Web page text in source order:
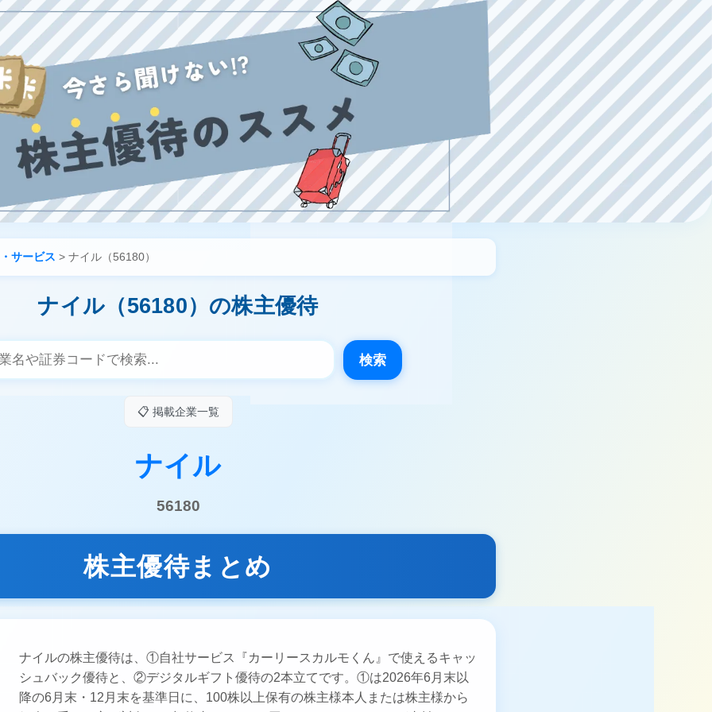
サービス > ナイル（56180）
ナイル（56180）の株主優待
検索
📋 掲載企業一覧
ナイル
56180
株主優待まとめ
ナイルの株主優待は、①自社サービス『カーリースカルモくん』で使えるキャッ
シュバック優待と、②デジタルギフト優待の2本立てです。①は2026年6月末以
降の6月末・12月末を基準日に、100株以上保有の株主様本人または株主様から